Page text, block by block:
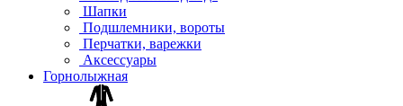
Шапки
Подшлемники, вороты
Перчатки, варежки
Аксессуары
Горнолыжная